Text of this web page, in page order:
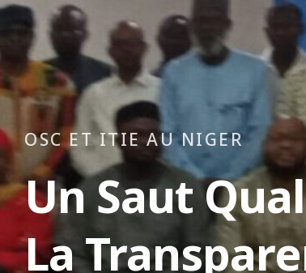
OSC ET ITIE AU NIGER
Un Saut
La